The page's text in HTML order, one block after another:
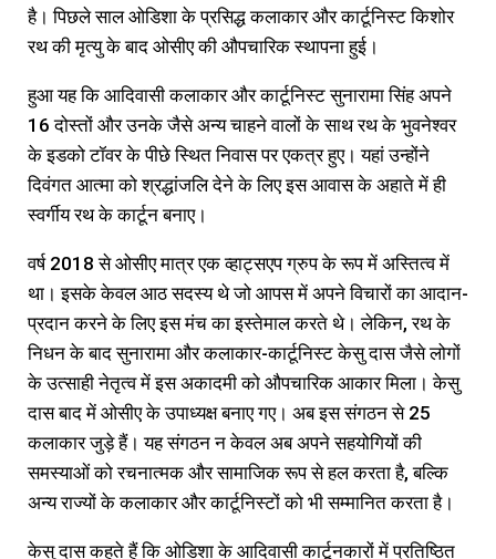
है। पिछले साल ओडिशा के प्रसिद्ध कलाकार और कार्टूनिस्ट किशोर
रथ की मृत्यु के बाद ओसीए की औपचारिक स्थापना हुई।
हुआ यह कि आदिवासी कलाकार और कार्टूनिस्ट सुनारामा सिंह अपने
16 दोस्तों और उनके जैसे अन्य चाहने वालों के साथ रथ के भुवनेश्वर
के इडको टॉवर के पीछे स्थित निवास पर एकत्र हुए। यहां उन्होंने
दिवंगत आत्मा को श्रद्धांजलि देने के लिए इस आवास के अहाते में ही
स्वर्गीय रथ के कार्टून बनाए।
वर्ष 2018 से ओसीए मात्र एक व्हाट्सएप ग्रुप के रूप में अस्तित्व में
था। इसके केवल आठ सदस्य थे जो आपस में अपने विचारों का आदान-
प्रदान करने के लिए इस मंच का इस्तेमाल करते थे। लेकिन, रथ के
निधन के बाद सुनारामा और कलाकार-कार्टूनिस्ट केसु दास जैसे लोगों
के उत्साही नेतृत्व में इस अकादमी को औपचारिक आकार मिला। केसु
दास बाद में ओसीए के उपाध्यक्ष बनाए गए। अब इस संगठन से 25
कलाकार जुड़े हैं। यह संगठन न केवल अब अपने सहयोगियों की
समस्याओं को रचनात्मक और सामाजिक रूप से हल करता है, बल्कि
अन्य राज्यों के कलाकार और कार्टूनिस्टों को भी सम्मानित करता है।
केसु दास कहते हैं कि ओडिशा के आदिवासी कार्टूनकारों में प्रतिष्ठित